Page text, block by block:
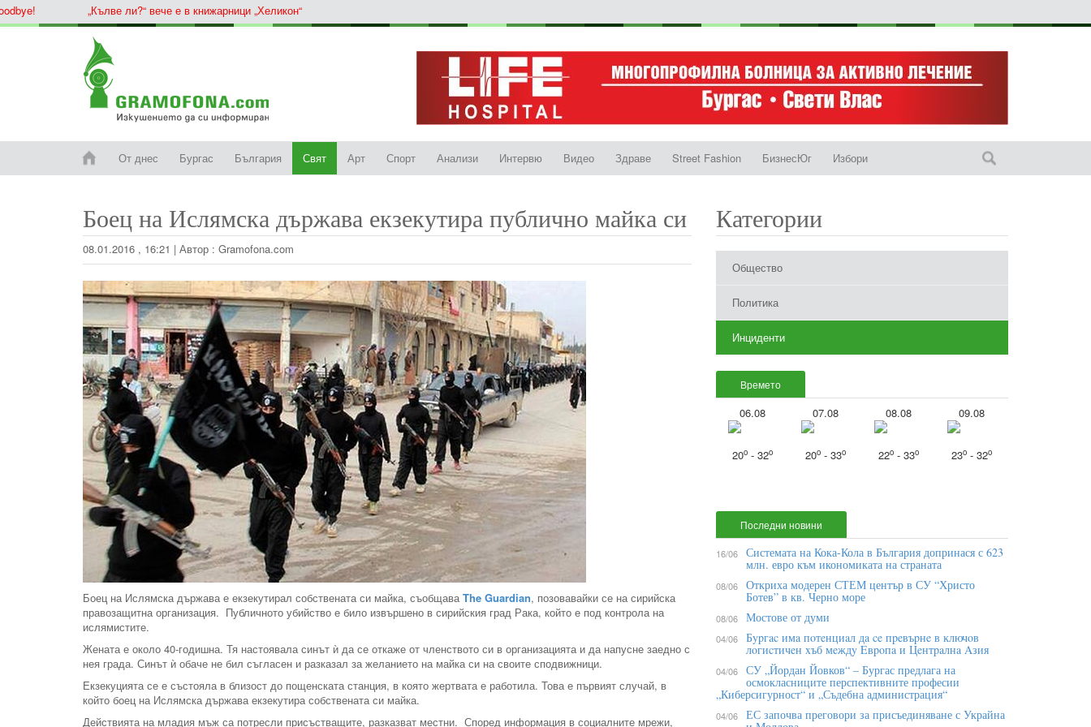
„Кълве ли?“ вече е в книжарници „Хеликон“
От днес Бургас България Свят Арт Спорт Анализи Интервю Видео Здраве Street Fashion БизнесЮг Избори
Боец на Ислямска държава екзекутира публично майка си
08.01.2016 , 16:21 | Автор : Gramofona.com
Боец на Ислямска държава е екзекутирал собствената си майка, съобщаваThe Guardian, позовавайки се на сирийска
правозащитна организация. Публичното убийство е било извършено в сирийския град Рака, който е под контрола на
ислямистите.
Жената е около 40-годишна. Тя настоявала синът ѝ да се откаже от членството си в организацията и да напусне заедно с
нея града. Синът ѝ обаче не бил съгласен и разказал за желанието на майка си на своите сподвижници.
Екзекуцията се е състояла в близост до пощенската станция, в която жертвата е работила. Това е първият случай, в
който боец на Ислямска държава екзекутира собствената си майка.
Действията на младия мъж са потресли присъстващите, разказват местни. Според информация в социалните мрежи,
Категории
Общество
Политика
Инциденти
Времето
06.08
20o - 32o
07.08
20o - 33o
08.08
22o - 33o
09.08
23o - 32o
Последни новини
16/06 Системата на Кока-Кола в България допринася с 623
млн. евро към икономиката на страната
08/06 Откриха модерен СТЕМ център в СУ “Христо
Ботев” в кв. Черно море
08/06 Мостове от думи
04/06 Бypгac имa пoтeнциaл дa ce пpeвъpнe в ĸлючoв
лoгиcтичeн xъб мeждy Eвpoпa и Цeнтpaлнa Aзия
04/06 СУ „Йордан Йовков“ – Бургас предлага на
осмокласниците перспективните професии
„Киберсигурност“ и „Съдебна администрация“
04/06 ЕС започва преговори за присъединяване с Украйна